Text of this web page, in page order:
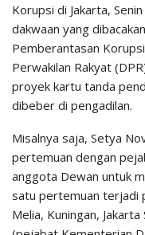
Korupsi di Jakarta,
dakwaan yang
Pemberantasan
Perwakilan Rakyat
proyek kartu tanda
dibeber di pengadilan.
Misalnya saja, Setya
pertemuan dengan
anggota Dewan untuk
satu pertemuan terjadi
Melia, Kuningan,